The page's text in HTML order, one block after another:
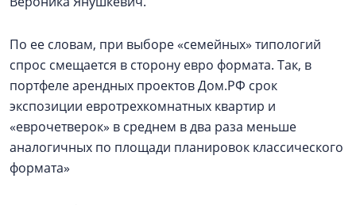
По ее словам, при выборе «семейных» типологий
спрос смещается в сторону евро формата. Так, в
портфеле арендных проектов Дом.РФ срок
экспозиции евротрехкомнатных квартир и
«еврочетверок» в среднем в два раза меньше
аналогичных по площади планировок классического
формата»